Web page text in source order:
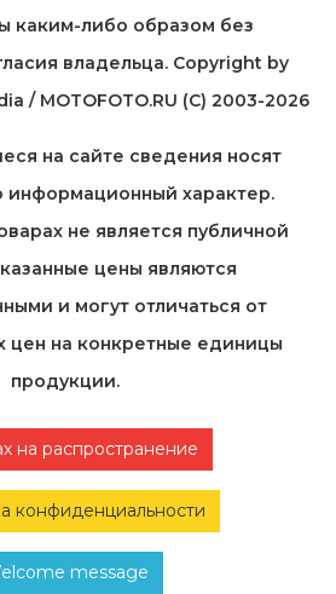
каким-либо образом без
владельца. Copyright by
/ MOTOFOTO.RU (C) 2003-2026
на cайте сведения носят
информационный характер.
не является публичной
цены являются
и могут отличаться от
цен на конкретные единицы
продукции.
на распространение
конфиденциальности
message